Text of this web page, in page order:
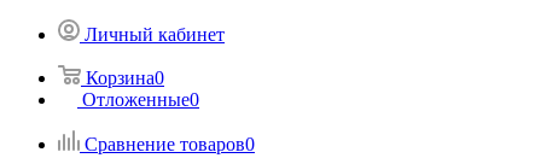
Личный кабинет
Корзина0
Отложенные0
Сравнение товаров0